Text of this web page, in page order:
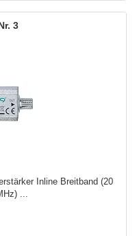
3
Inline Breitband (20
...